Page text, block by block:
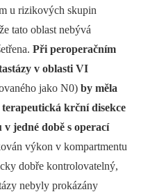
u rizikových skupin
tato oblast nebývá
Při peroperačním
v oblasti VI
jako N0)by měla
krční disekce
jedné době s operací
výkon v kompartmentu
dobře kontrolovatelný,
nebyly prokázány